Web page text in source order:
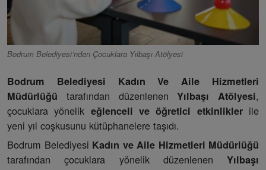
Bodrum Belediyesi’nden Çocuklara Yılbaşı Atölyesi
Bodrum Belediyesi Kadın Ve Aile Hizmetleri
Müdürlüğü tarafından düzenlenenYılbaşı Atölyesi,
çocuklara yönelik eğlenceli ve öğretici etkinliklerile
yeni yıl coşkusunu kütüphanelere taşıdı.
Bodrum Belediyesi Kadın ve Aile Hizmetleri Müdürlüğü
tarafından çocuklara yönelik düzenlenen Yılbaşı